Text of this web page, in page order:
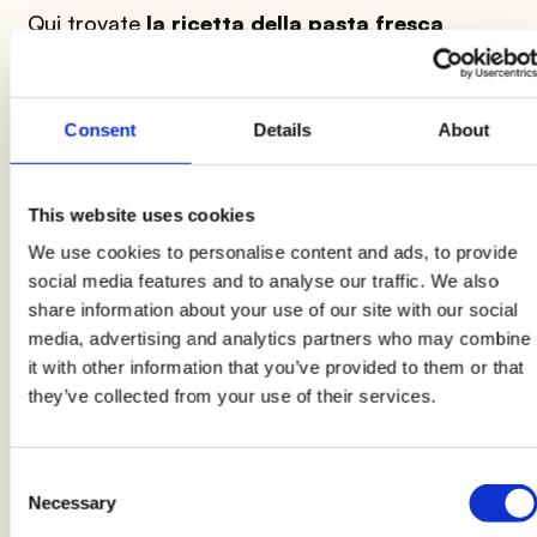
Consent Details About
This website uses cookies
We use cookies to personalise content and ads, to provide
social media features and to analyse our traffic. We also
share information about your use of our site with our social
media, advertising and analytics partners who may combine
it with other information that you’ve provided to them or that
they’ve collected from your use of their services.
Selection
Necessary
Qui trovate la ricetta della pasta fresca
, non dovrete fare altro che stendere la
30 cm e larghe 3 cm
2
Tagliate finemente lo scalognoe fatelo
imbiondire con un filo d’olio in un’ampia padella.
Nel frattempo tagliate la salsiccia a rondelle e
aggiungetela in padella
. Rosolate bene la
salsiccia e unite ilpeperoncino(se vi piace) e i
le mani. I pomodori così tagliati daranno al
vostro piatto un
carattere deciso, rustico e